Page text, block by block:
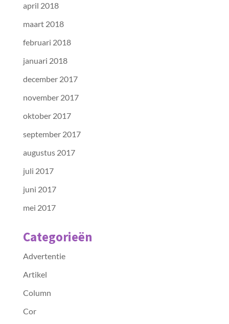
april 2018
maart 2018
februari 2018
januari 2018
december 2017
november 2017
oktober 2017
september 2017
augustus 2017
juli 2017
juni 2017
mei 2017
Categorieën
Advertentie
Artikel
Column
Cor